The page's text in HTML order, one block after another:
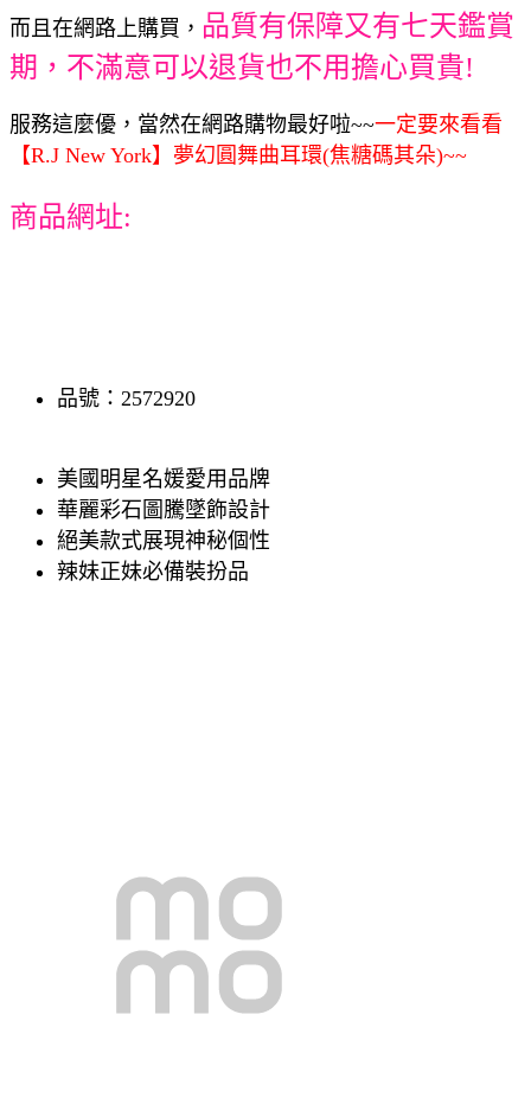
而且在網路上購買， 品質有保障又有七天鑑賞
期，不滿意可以退貨也不用擔心買貴!
服務這麼優，當然在網路購物最好啦~~一定要來看看
【R.J New York】夢幻圓舞曲耳環(焦糖碼其朵)~~
商品網址:
品號：2572920
美國明星名媛愛用品牌
華麗彩石圖騰墜飾設計
絕美款式展現神秘個性
辣妹正妹必備裝扮品